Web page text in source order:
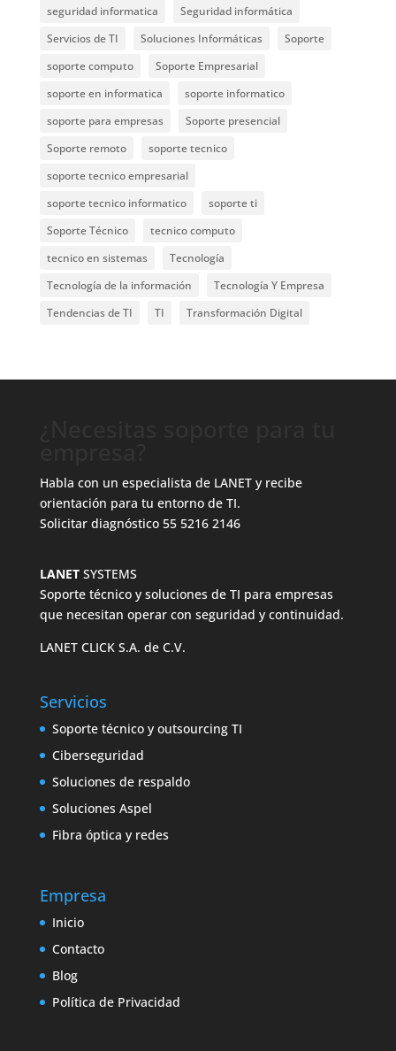
seguridad informatica
Seguridad informática
Servicios de TI
Soluciones Informáticas
Soporte
soporte computo
Soporte Empresarial
soporte en informatica
soporte informatico
soporte para empresas
Soporte presencial
Soporte remoto
soporte tecnico
soporte tecnico empresarial
soporte tecnico informatico
soporte ti
Soporte Técnico
tecnico computo
tecnico en sistemas
Tecnología
Tecnología de la información
Tecnología Y Empresa
Tendencias de TI
TI Transformación Digital
Habla con un especialista de LANET y recibe
orientación para tu entorno de TI.
Solicitar diagnóstico 55 5216 2146
LANET SYSTEMS
Soporte técnico y soluciones de TI para empresas
que necesitan operar con seguridad y continuidad.
LANET CLICK S.A. de C.V.
Servicios
Soporte técnico y outsourcing TI
Ciberseguridad
Soluciones de respaldo
Soluciones Aspel
Fibra óptica y redes
Empresa
Inicio
Contacto
Blog
Política de Privacidad